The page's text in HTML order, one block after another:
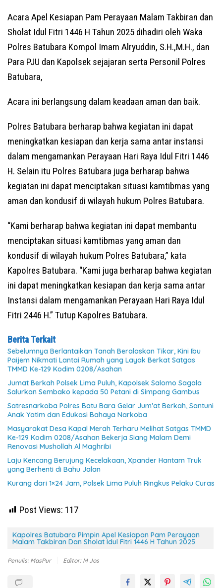
Acara Apel Kesiapan Pam Perayaan Malam Takbiran dan
Sholat Idul Fitri 1446 H Tahun 2025 dihadiri oleh Waka
Polres Batubara Kompol Imam Alryuddin, S.H.,M.H., dan
Para PJU dan Kapolsek sejajaran serta Personil Polres
Batubara,
Acara ini berlangsung dalam keadaan aman dan baik.
Polres Batubara berharap bahwa kegiatan ini dapat
meningkatkan kesiapan dan kerja sama antar instansi
dalam mengamankan Perayaan Hari Raya Idul Fitri 1446
H. Selain itu Polres Batubara juga berharap bahwa
kegiatan ini dapat menciptakan situasi kamtibmas yang
aman dan kondusif di wilayah hukum Polres Batubara.
“Kami berharap bahwa kegiatan ini dapat membantu
menciptakan situasi kamtibmas yang aman dan
kondusif di wilayah hukum Polres Batubara,” kata
Kapolres Batubara. “Kami juga berharap bahwa kegiatan
ini dapat meningkatkan kesiapan dan kerja sama antar
Instansi dalam mengamankan Perayaan Hari Raya Idul
Fitri 2446 H.” Tutup Kapolres Batubara.
Berita Terkait
Sebelumnya Berlantaikan Tanah Beralaskan Tikar, Kini Ibu
Paijem Nikmati Lantai Rumah yang Layak Berkat Satgas
TMMD Ke-129 Kodim 0208/Asahan
Jumat Berkah Polsek Lima Puluh, Kapolsek Salomo Sagala
Salurkan Sembako kepada 50 Petani di Simpang Gambus
Satresnarkoba Polres Batu Bara Gelar Jum’at Berkah, Santuni
Anak Yatim dan Edukasi Bahaya Narkoba
Masyarakat Desa Kapal Merah Terharu Melihat Satgas TMMD
Ke-129 Kodim 0208/Asahan Bekerja Siang Malam Demi
Renovasi Mushollah Al Maghribi
Laju Kencang Berujung Kecelakaan, Xpander Hantam Truk
yang Berhenti di Bahu Jalan
Kurang dari 1×24 Jam, Polsek Lima Puluh Ringkus Pelaku Curas
Post Views: 117
Kapolres Batubara Pimpin Apel Kesiapan Pam Perayaan
Malam Takbiran Dan Sholat Idul Fitri 1446 H Tahun 2025
Penulis: MasPur Editor: M Jos